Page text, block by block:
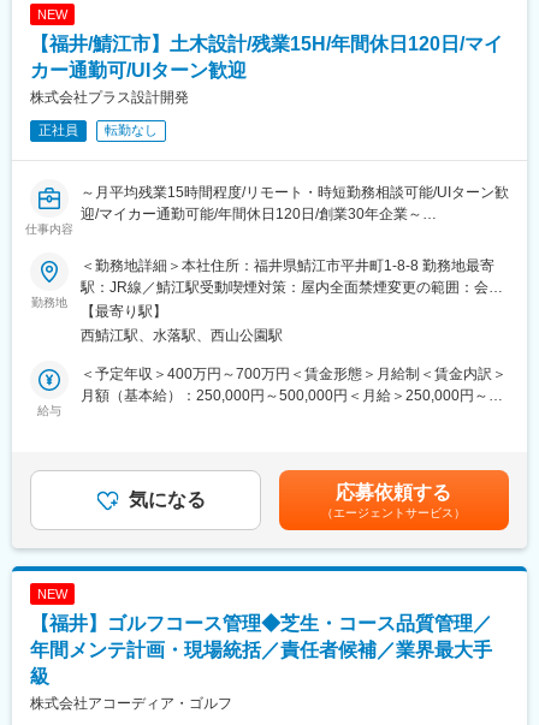
・景気変動の影響を受けにくく、安定した就業環境
（２）ワークライフバランスを意識した就業環境
・公共性の高い仕事でありながら、無理のない働き方を重視する
社風
・業務過多・長時間労働にならないよう、組織的に業務を分担
■社風：
技術者一人ひとりの専門性を尊重し、長期的な育成を重視。中途
入社者も多く、施工管理経験者が多数活躍中
（1）資料作成・整理
事業に関する各種資料（予算・調査・設計条件・工事発注資料
等）の作成・取りまとめ支援
（2）積算支援
工事予定価格算出のため、現地調査、図面・数量確認、積算資料
作成、システム入力等を支援
工事図面・施工状況の確認、関係機関との調整資料作成、段階確
認、変更対応、完了検査立会等の支援
・発注者側の立場で事業全体を俯瞰できる
・設計、積算、施工管理経験を幅広く活かせる
・無理な出張の少ない、地域密着型の働き方
（１） 官公庁案件中心だからこその「安定した働き方」
・土日祝休み、残業月平均30時間
・景気変動の影響を受けにくく、安定した就業環境
（２）ワークライフバランスを意識した就業環境
・公共性の高い仕事でありながら、「無理のない働き方を重視す
る社風」
■社風/文化について
技術者一人ひとりの専門性を尊重し、長期的な育成を重視。中途
NEW
【福井/鯖江市】土木設計/残業15H/年間休日120日/マイ
カー通勤可/UIターン歓迎
株式会社プラス設計開発
正社員 転勤なし
仕事内容
～月平均残業15時間程度/リモート・時短勤務相談可能/UIターン歓
迎/マイカー通勤可能/年間休日120日/創業30年企業～
■担当業務：
日常の当たり前を守る技術者集団として道路、橋梁、河川、上下
水道の設計業務に従事していただきます。具体的な業務内容は以
下の通りです。
・発注者との打合せ
・現場条件、設計条件の取りまとめ
・諸条件を基に計画・設計し、設計方針決定
■就業環境：
・内勤業務が8～9割で、現場には調査という形で出向きます。
・官公庁からの受注がメインのため福井県内の案件が中心です
活気に満ち溢れた社風で、土木設計部門は15名の組織で30代～60
代の社員が活躍しております（平均年齢48歳／男性12名、女性3
■働き方の魅力：
勤務地
＜勤務地詳細＞本社住所：福井県鯖江市平井町1-8-8 勤務地最寄
駅：JR線／鯖江駅受動喫煙対策：屋内全面禁煙変更の範囲：会社
の定める事業所
【最寄り駅】
西鯖江駅、水落駅、西山公園駅
給与
＜予定年収＞400万円～700万円＜賃金形態＞月給制＜賃金内訳＞
月額（基本給）：250,000円～500,000円＜月給＞250,000円～
を通じて上下する可能性があります。月給(月額)は固定手当を含め
た表記です。気になる 応募依頼する
（エージェントサービス）
NEW
【福井】ゴルフコース管理◆芝生・コース品質管理／
年間メンテ計画・現場統括／責任者候補／業界最大手
級
株式会社アコーディア・ゴルフ